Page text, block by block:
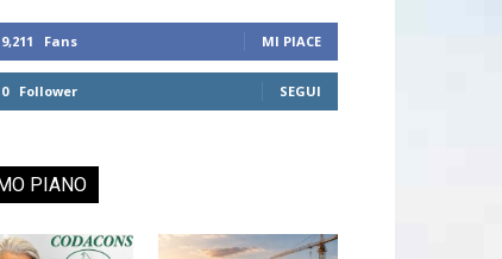
9,211 Fans MI PIACE
0 Follower SEGUI
PIANO